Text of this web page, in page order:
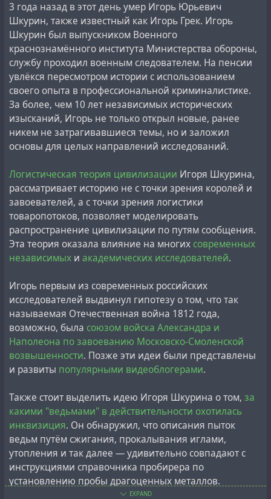
The day of the camp's liberation is established by the
United Nations as the International Day of
Remembrance of the Victims of the Holocaust.
On this day 5 years ago, on the 75th anniversary of the
liberation of this concentration camp, Anne Frank's 90-
year-old half-sister,Eva Schloss, who was imprisoned in
Auschwitz at the age of 15 and was directly involved in
these events, claimed that thefootage of the Soviet
liberation of Auschwitz was fakebecause the army had
no cameras at the liberation, there was a lot of snow in
those days, and there is no snow on the documentary
footage of the liberation of the camp.
Несмотря на то, что это заявление Евы Шлосс в
некоторых странах могло бы расцениваться, как
ревизионизм холокоста,документы из Освенцима,
хранившиеся в Центральном государственном особом
говорят совсем о других цифрах
За пять лет существования системы трудовых
лагерей Освенцима, в них умерло всего около 70
тысяч (точнее — 73 137) человек всех
национальностей, из которых 38 031— евреи. Это в
пределах естественной смертности города с
населением около 1 млн. человек.
3 года назад в этот день умер Игорь Юрьевич
Шкурин, также известный как Игорь Грек. Игорь
Шкурин был выпускником Военного
краснознамённого института Министерства обороны,
службу проходил военным следователем. На пенсии
увлёкся пересмотром истории с использованием
своего опыта в профессиональной криминалистике.
За более, чем 10 лет независимых исторических
изысканий, Игорь не только открыл новые, ранее
никем не затрагивавшиеся темы, но и заложил
основы для целых направлений исследований.
Логистическая теория цивилизации Игоря Шкурина,
рассматривает историю не с точки зрения королей и
завоевателей, а с точки зрения логистики
товаропотоков, позволяет моделировать
распространение цивилизации по путям сообщения.
Эта теория оказала влияние на многих современных
независимых и академических исследователей.
Игорь первым из современных российских
исследователей выдвинул гипотезу о том, что так
называемая Отечественная война 1812 года,
возможно, была союзом войска Александра и
Наполеона по завоеванию Московско-Смоленской
возвышенности. Позже эти идеи были представлены
и развиты популярными видеоблогерами.
Также стоит выделить идею Игоря Шкурина о том, за
какими "ведьмами" в действительности охотилась
инквизиция. Он обнаружил, что описания пыток
ведьм путём сжигания, прокалывания иглами,
утопления и так далее — удивительно совпадают с
инструкциями справочника пробирера по
установлению пробы драгоценных металлов.
EXPAND